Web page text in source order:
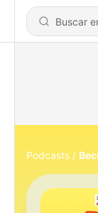
Podcasts